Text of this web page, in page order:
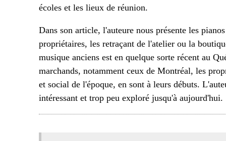
écoles et les lieux de réunion.
Dans son article, l'auteure nous présente les
propriétaires, les retraçant de l'atelier ou la
musique anciens est en quelque sorte récent au
marchands, notamment ceux de Montréal, les
et social de l'époque, en sont à leurs débuts.
intéressant et trop peu exploré jusqu'à aujourd'hui.